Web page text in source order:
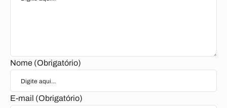
Nome (Obrigatório)
E-mail (Obrigatório)